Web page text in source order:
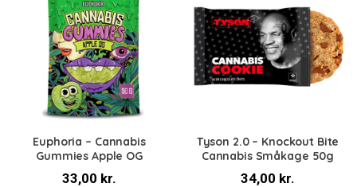
Euphoria – Cannabis
Gummies Apple OG
33,00 kr.
Tyson 2.0 – Knockout Bite
Cannabis Småkage 50g
34,00 kr.